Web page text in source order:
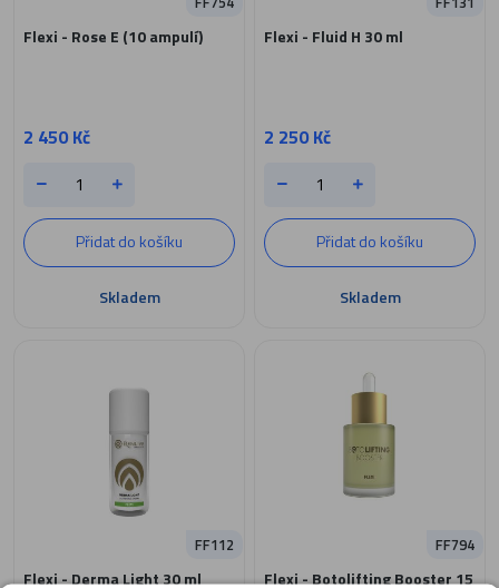
Flexi - Rose E (10 ampulí)
2 450 Kč
Přidat do košíku
Skladem
Flexi - Fluid H 30 ml
2 250 Kč
Přidat do košíku
Skladem
Flexi - Derma Light 30 ml
FF112
Flexi - Botolifting Booster 15
FF794